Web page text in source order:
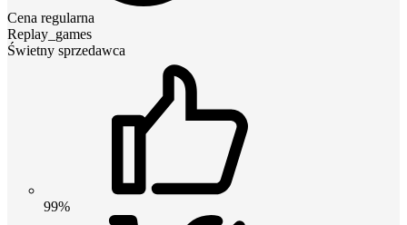
Cena regularna
Replay_games
Świetny sprzedawca
99%